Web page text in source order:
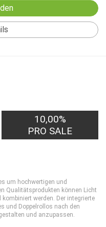
10,00%
PRO SALE
um hochwertigen und
Qualitätsprodukten können Licht
werden. Der integrierte
und Doppelrollos nach den
und anzupassen.